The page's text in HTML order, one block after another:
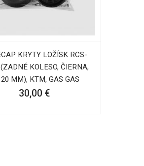
KRYTY LOŽÍSK RCS-
KOLESO, ČIERNA,
20 MM), KTM, GAS GAS
30,00 €